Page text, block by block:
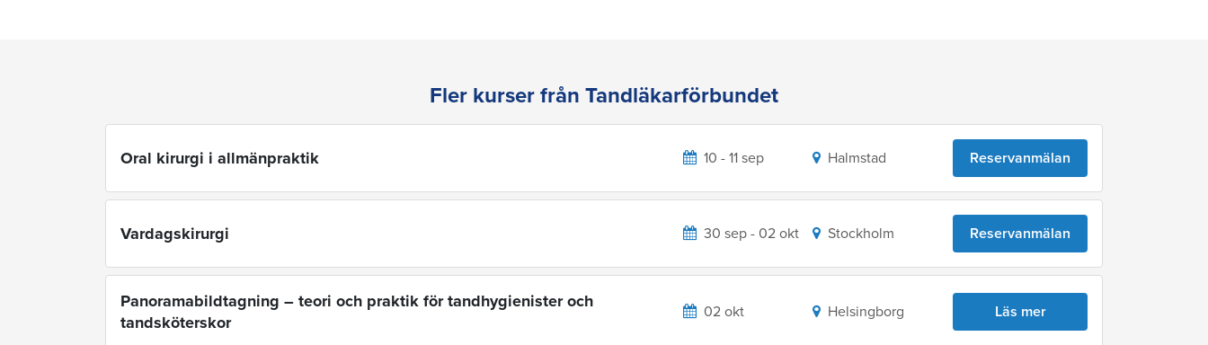
Fler kurser från Tandläkarförbundet
Oral kirurgi i allmänpraktik 10 - 11 sep Halmstad Reservanmälan
Vardagskirurgi 30 sep - 02 okt Stockholm Reservanmälan
Panoramabildtagning – teori och praktik för tandhygienister och
tandsköterskor
02 okt Helsingborg Läs mer